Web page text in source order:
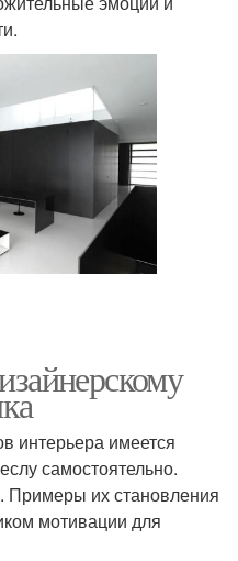
интерьера имеется
самостоятельно.
Примеры их становления
мотивации для